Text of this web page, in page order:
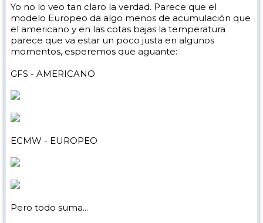
Yo no lo veo tan claro la verdad. Parece que el
modelo Europeo da algo menos de acumulación que
el americano y en las cotas bajas la temperatura
parece que va estar un poco justa en algunos
momentos, esperemos que aguante:
GFS - AMERICANO
ECMW - EUROPEO
Pero todo suma...